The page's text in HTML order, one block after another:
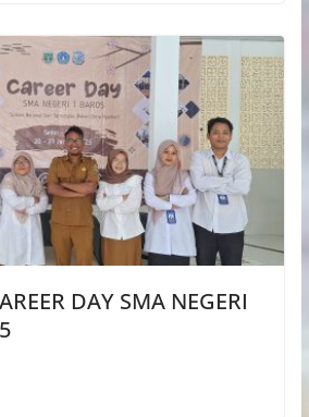
DAY SMA NEGERI